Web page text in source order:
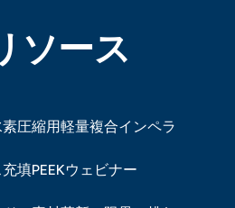
ソース
圧縮用軽量複合インペラ
填PEEKウェビナー